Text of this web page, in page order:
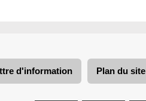
d'information Plan du site